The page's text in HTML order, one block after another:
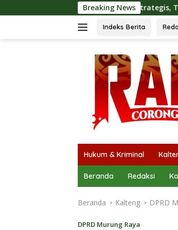
ke
Breaking News
Kolaborasi Strategis, Tingkatkan Edukasi Publik
Indeks Berita
Hukum & Kriminal
Beranda Redaksi
Beranda Kalteng DPRD
DPRD Murung Raya